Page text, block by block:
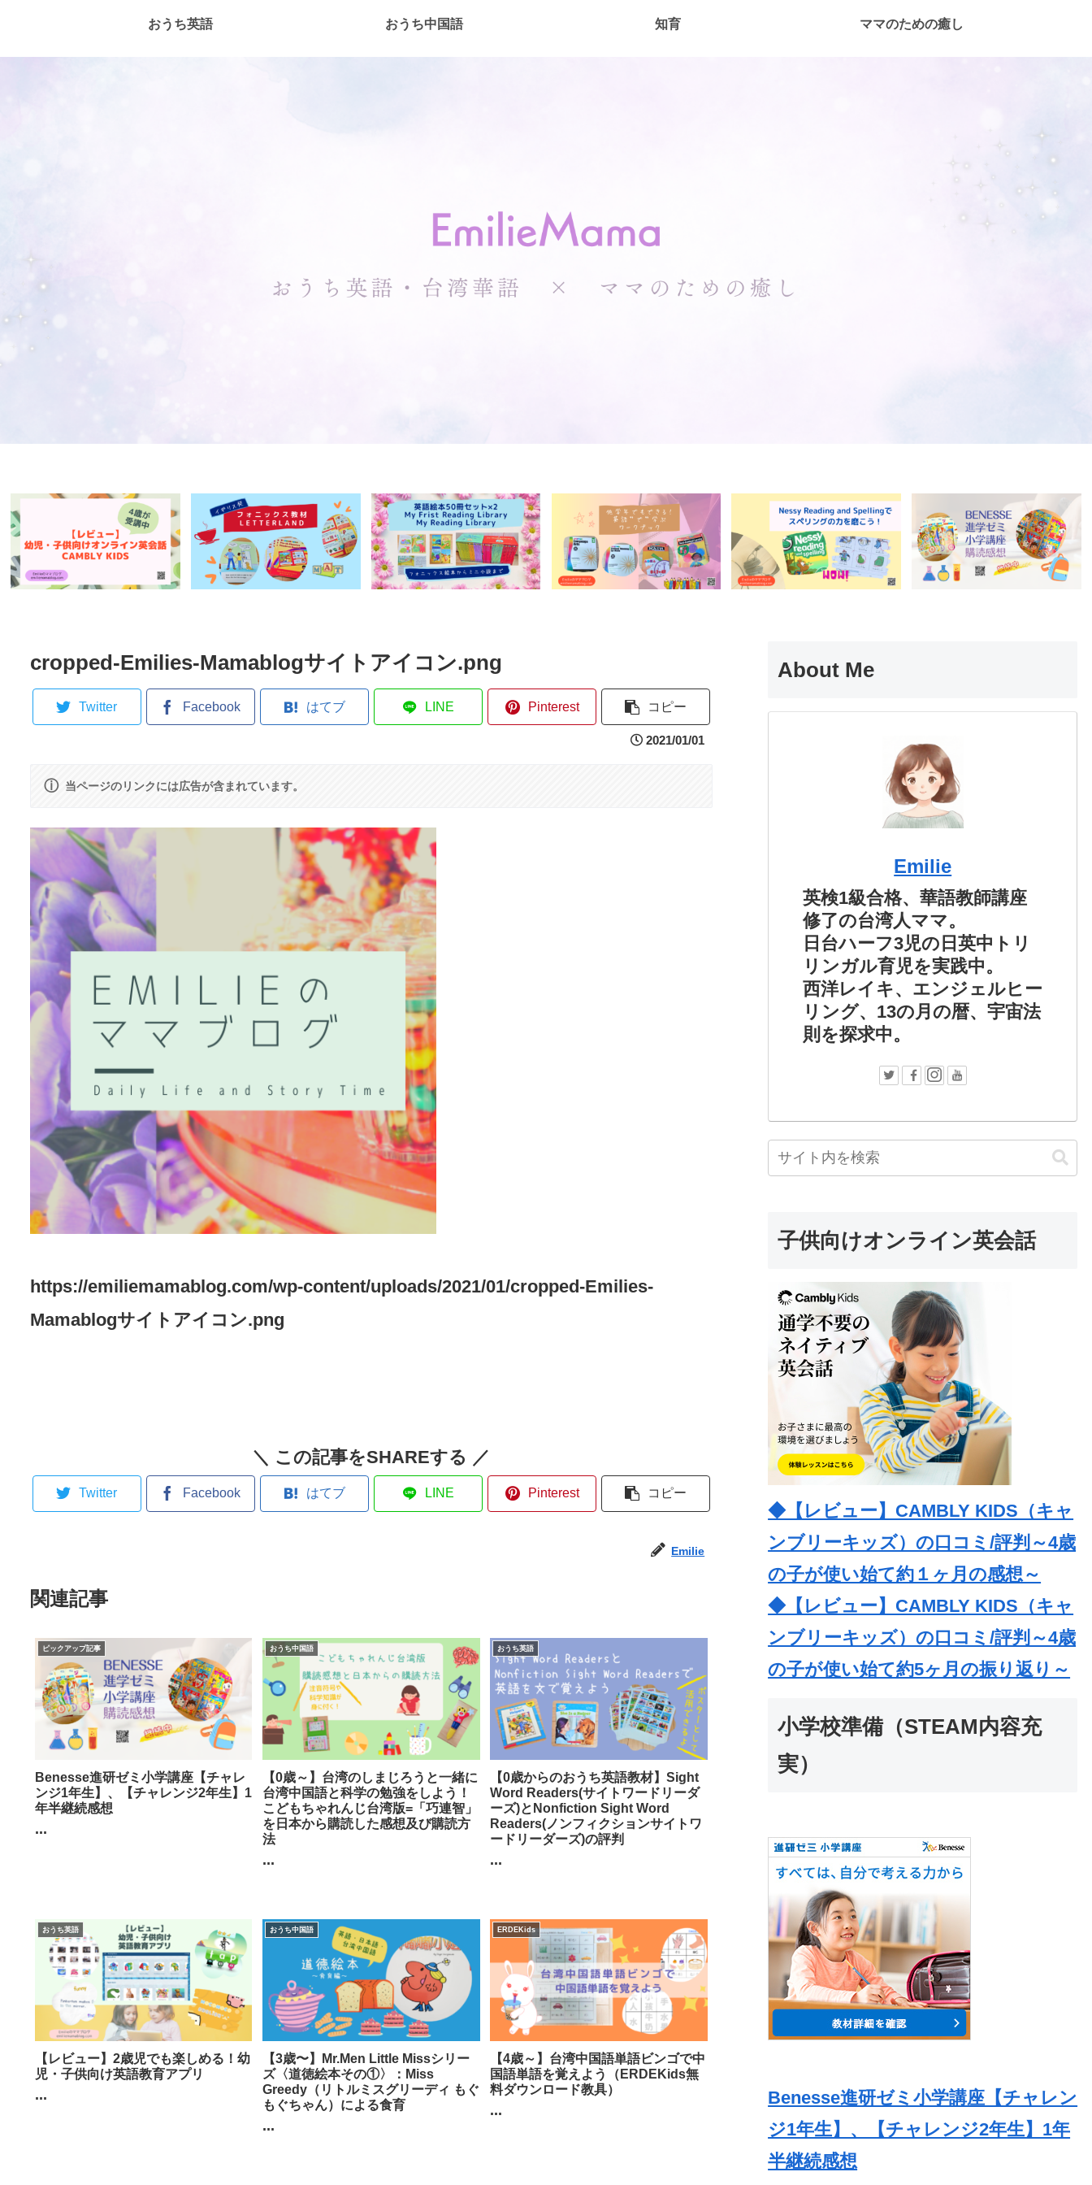
おうち英語 おうち中国語 知育 ママのための癒し
cropped-Emilies-Mamablogサイトアイコン.png
Twitter Facebook はてブ LINE Pinterest コピー
2021/01/01
ⓘ 当ページのリンクには広告が含まれています。
https://emiliemamablog.com/wp-content/uploads/2021/01/cropped-Emilies-
Mamablogサイトアイコン.png
＼ この記事をSHAREする ／
Twitter Facebook はてブ LINE Pinterest コピー
Emilie
関連記事
ピックアップ記事
Benesse進研ゼミ小学講座【チャレ
ンジ1年生】、【チャレンジ2年生】1
年半継続感想
...
おうち中国語
【0歳～】台湾のしまじろうと一緒に
台湾中国語と科学の勉強をしよう！
こどもちゃれんじ台湾版=「巧連智」
を日本から購読した感想及び購読方
法
...
おうち英語
【0歳からのおうち英語教材】Sight
Word Readers(サイトワードリーダ
ーズ)とNonfiction Sight Word
Readers(ノンフィクションサイトワ
ードリーダーズ)の評判
...
おうち英語
【レビュー】2歳児でも楽しめる！幼
児・子供向け英語教育アプリ
...
おうち中国語
【3歳〜】Mr.Men Little Missシリー
ズ〈道徳絵本その①〉：Miss
Greedy（リトルミスグリーディ もぐ
もぐちゃん）による食育
...
ERDEKids
【4歳～】台湾中国語単語ビンゴで中
国語単語を覚えよう（ERDEKids無
料ダウンロード教具）
...
About Me
Emilie
英検1級合格、華語教師講座
修了の台湾人ママ。
日台ハーフ3児の日英中トリ
リンガル育児を実践中。
西洋レイキ、エンジェルヒー
リング、13の月の暦、宇宙法
則を探求中。
子供向けオンライン英会話
◆【レビュー】CAMBLY KIDS（キャ
ンブリーキッズ）の口コミ/評判～4歳
の子が使い始て約１ヶ月の感想～
◆【レビュー】CAMBLY KIDS（キャ
ンブリーキッズ）の口コミ/評判～4歳
の子が使い始て約5ヶ月の振り返り～
小学校準備（STEAM内容充
実）
Benesse進研ゼミ小学講座【チャレン
ジ1年生】、【チャレンジ2年生】1年
半継続感想